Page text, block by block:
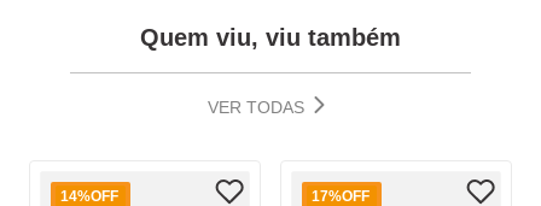
Quem viu, viu também
VER TODAS
14%OFF 17%OFF